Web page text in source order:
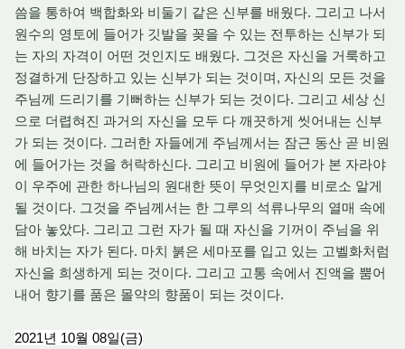
씀을 통하여 백합화와 비둘기 같은 신부를 배웠다. 그리고 나서
원수의 영토에 들어가 깃발을 꽂을 수 있는 전투하는 신부가 되
는 자의 자격이 어떤 것인지도 배웠다. 그것은 자신을 거룩하고
정결하게 단장하고 있는 신부가 되는 것이며, 자신의 모든 것을
주님께 드리기를 기뻐하는 신부가 되는 것이다. 그리고 세상 신
으로 더렵혀진 과거의 자신을 모두 다 깨끗하게 씻어내는 신부
가 되는 것이다. 그러한 자들에게 주님께서는 잠근 동산 곧 비원
에 들어가는 것을 허락하신다. 그리고 비원에 들어가 본 자라야
이 우주에 관한 하나님의 원대한 뜻이 무엇인지를 비로소 알게
될 것이다. 그것을 주님께서는 한 그루의 석류나무의 열매 속에
담아 놓았다. 그리고 그런 자가 될 때 자신을 기꺼이 주님을 위
해 바치는 자가 된다. 마치 붉은 세마포를 입고 있는 고벨화처럼
자신을 희생하게 되는 것이다. 그리고 고통 속에서 진액을 뿜어
내어 향기를 품은 몰약의 향품이 되는 것이다.
2021년 10월 08일(금)